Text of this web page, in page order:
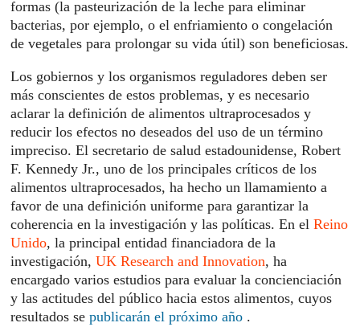
formas (la pasteurización de la leche para eliminar
bacterias, por ejemplo, o el enfriamiento o congelación
de vegetales para prolongar su vida útil) son beneficiosas.
Los gobiernos y los organismos reguladores deben ser
más conscientes de estos problemas, y es necesario
aclarar la definición de alimentos ultraprocesados ​​y
reducir los efectos no deseados del uso de un término
impreciso. El secretario de salud estadounidense, Robert
F. Kennedy Jr., uno de los principales críticos de los
alimentos ultraprocesados, ha hecho un llamamiento a
favor de una definición uniforme para garantizar la
coherencia en la investigación y las políticas. En elReino
Unido, la principal entidad financiadora de la
investigación,UK Research and Innovation, ha
encargado varios estudios para evaluar la concienciación
y las actitudes del público hacia estos alimentos, cuyos
resultados sepublicarán el próximo año .